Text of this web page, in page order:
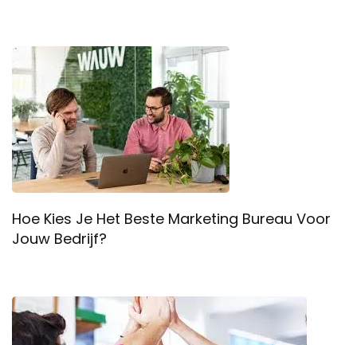
Hoe Kies Je Het Beste Marketing Bureau Voor
Jouw Bedrijf?